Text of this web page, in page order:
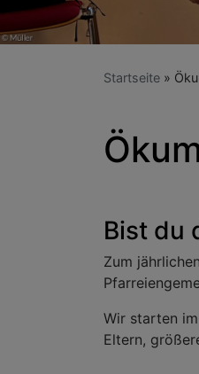
Startseite
Bist du
Zum
Wir starten
Eltern,